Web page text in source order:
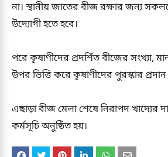
না। স্থানীয় জাতের বীজ রক্ষার জন্য
উদ্যোগী হতে হবে।
পরে কৃষাণীদের প্রদর্শিত বীজের সংখ্যা,
উপর ভিত্তি করে কৃষাণীদের পুরস্কার
এছাড়া বীজ মেলা শেষে নিরাপদ খাদ্যের
কর্মসূচি অনুষ্ঠিত হয়।